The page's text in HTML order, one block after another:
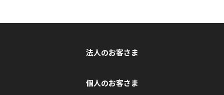
法人のお客さま
個人のお客さま